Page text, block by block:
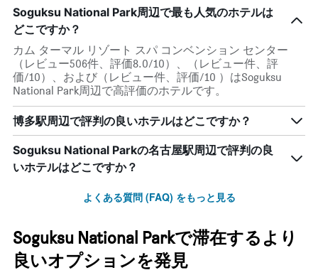
Soguksu National Park周辺で最も人気のホテルは
どこですか？
カム ターマル リゾート スパ コンベンション センター
（レビュー506件、評価8.0/10）、（レビュー件、評
価/10）、および（レビュー件、評価/10 ）はSoguksu
National Park周辺で高評価のホテルです。
博多駅周辺で評判の良いホテルはどこですか？
Soguksu National Parkの名古屋駅周辺で評判の良
いホテルはどこですか？
よくある質問 (FAQ) をもっと見る
Soguksu National Parkで滞在するより
良いオプションを発見